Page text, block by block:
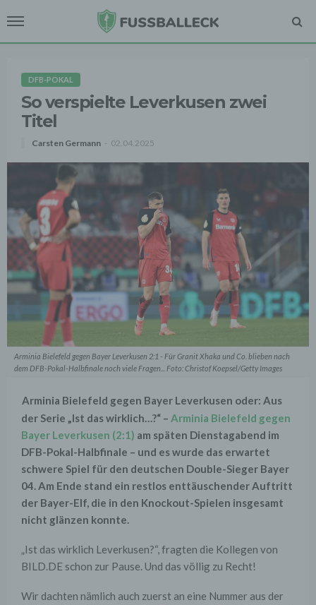
DFB-POKAL
So verspielte Leverkusen zwei
Titel
Carsten Germann 02.04.2025
Arminia Bielefeld gegen Bayer Leverkusen 2:1 - Für Granit Xhaka und Co. blieben nach
dem DFB-Pokal-Halbfinale noch viele Fragen... Foto: Christof Koepsel/Getty Images
Arminia Bielefeld gegen Bayer Leverkusen oder: Aus
der Serie „Ist das wirklich…?“ – Arminia Bielefeld gegen
Bayer Leverkusen (2:1) am späten Dienstagabend im
DFB-Pokal-Halbfinale – und es wurde das erwartet
schwere Spiel für den deutschen Double-Sieger Bayer
04. Am Ende stand ein restlos enttäuschender Auftritt
der Bayer-Elf, die in den Knockout-Spielen insgesamt
nicht glänzen konnte.
„Ist das wirklich Leverkusen?“, fragten die Kollegen von
BILD.DE schon zur Pause. Und das völlig zu Recht!
Wir dachten nämlich auch zuerst an eine Nummer aus der